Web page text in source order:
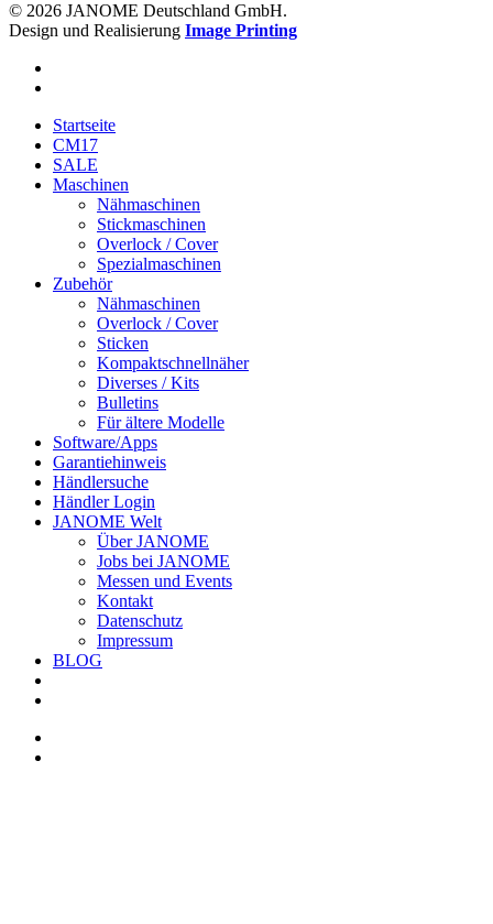
© 2026 JANOME Deutschland GmbH.
Design und Realisierung Image Printing
Startseite
CM17
SALE
Maschinen
Nähmaschinen
Stickmaschinen
Overlock / Cover
Spezialmaschinen
Zubehör
Nähmaschinen
Overlock / Cover
Sticken
Kompaktschnellnäher
Diverses / Kits
Bulletins
Für ältere Modelle
Software/Apps
Garantiehinweis
Händlersuche
Händler Login
JANOME Welt
Über JANOME
Jobs bei JANOME
Messen und Events
Kontakt
Datenschutz
Impressum
BLOG